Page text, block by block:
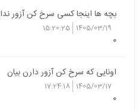
بچه ها اینجا کسی سرخ کن آزور
1405/03/19
15:20:25
0
اونایی که سرخ کن آزور دارن بیان
1405/03/17
17:24:18
0